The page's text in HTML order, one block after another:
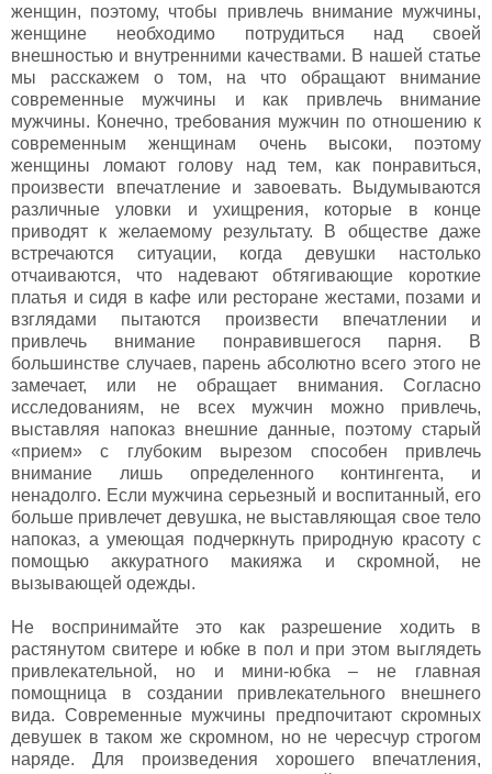
женщин, поэтому, чтобы привлечь внимание мужчины,
женщине необходимо потрудиться над своей
внешностью и внутренними качествами. В нашей статье
мы расскажем о том, на что обращают внимание
современные мужчины и как привлечь внимание
мужчины. Конечно, требования мужчин по отношению к
современным женщинам очень высоки, поэтому
женщины ломают голову над тем, как понравиться,
произвести впечатление и завоевать. Выдумываются
различные уловки и ухищрения, которые в конце
приводят к желаемому результату. В обществе даже
встречаются ситуации, когда девушки настолько
отчаиваются, что надевают обтягивающие короткие
платья и сидя в кафе или ресторане жестами, позами и
взглядами пытаются произвести впечатлении и
привлечь внимание понравившегося парня. В
большинстве случаев, парень абсолютно всего этого не
замечает, или не обращает внимания. Согласно
исследованиям, не всех мужчин можно привлечь,
выставляя напоказ внешние данные, поэтому старый
«прием» с глубоким вырезом способен привлечь
внимание лишь определенного контингента, и
ненадолго. Если мужчина серьезный и воспитанный, его
больше привлечет девушка, не выставляющая свое тело
напоказ, а умеющая подчеркнуть природную красоту с
помощью аккуратного макияжа и скромной, не
вызывающей одежды.
Не воспринимайте это как разрешение ходить в
растянутом свитере и юбке в пол и при этом выглядеть
привлекательной, но и мини-юбка – не главная
помощница в создании привлекательного внешнего
вида. Современные мужчины предпочитают скромных
девушек в таком же скромном, но не чересчур строгом
наряде. Для произведения хорошего впечатления,